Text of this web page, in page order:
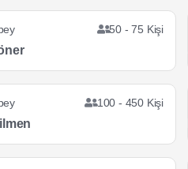
50 - 75 Kişi
100 - 450 Kişi